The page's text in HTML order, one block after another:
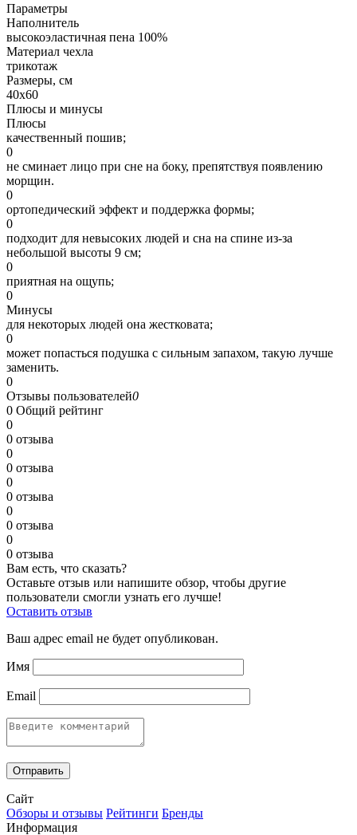
Параметры
Наполнитель
высокоэластичная пена 100%
Материал чехла
трикотаж
Размеры, см
40х60
Плюсы и минусы
Плюсы
качественный пошив;
0
не сминает лицо при сне на боку, препятствуя появлению
морщин.
0
ортопедический эффект и поддержка формы;
0
подходит для невысоких людей и сна на спине из-за
небольшой высоты 9 см;
0
приятная на ощупь;
0
Минусы
для некоторых людей она жестковата;
0
может попасться подушка с сильным запахом, такую лучше
заменить.
0
Отзывы пользователей0
0 Общий рейтинг
0
0 отзыва
0
0 отзыва
0
0 отзыва
0
0 отзыва
0
0 отзыва
Вам есть, что сказать?
Оставьте отзыв или напишите обзор, чтобы другие
пользователи смогли узнать его лучше!
Оставить отзыв
Ваш адрес email не будет опубликован.
Имя
Email
Сайт
Обзоры и отзывы Рейтинги Бренды
Информация